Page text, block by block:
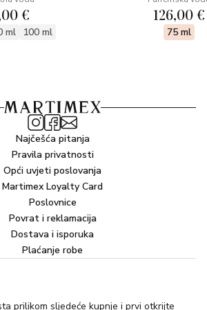
€
ml 100 ml
126,00 €
75 ml
Najčešća pitanja
Pravila privatnosti
Opći uvjeti poslovanja
Martimex Loyalty Card
Poslovnice
Povrat i reklamacija
Dostava i isporuka
Plaćanje robe
prilikom sljedeće kupnje i prvi otkrijte